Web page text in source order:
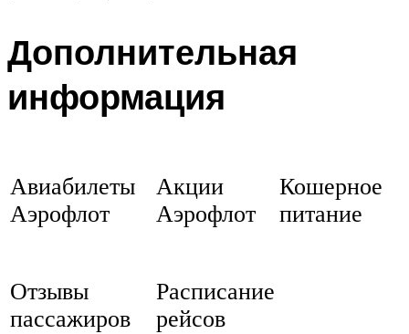
Дополнительная
информация
Авиабилеты
Аэрофлот
Акции
Аэрофлот
Кошерное
питание
Отзывы
пассажиров
Расписание
рейсов